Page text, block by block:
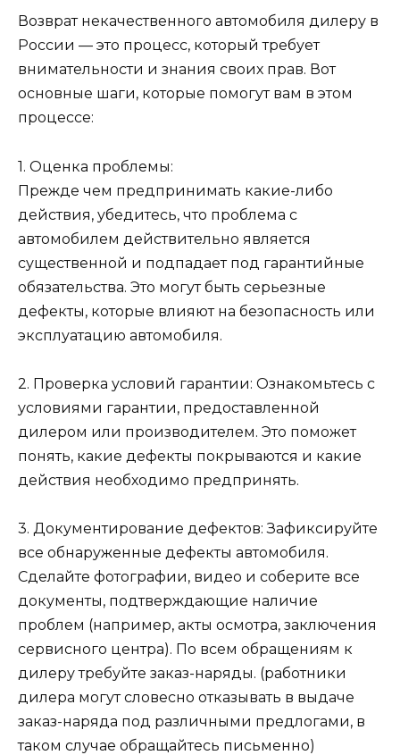
Возврат некачественного автомобиля дилеру в
России — это процесс, который требует
внимательности и знания своих прав. Вот
основные шаги, которые помогут вам в этом
процессе:
1. Оценка проблемы:
Прежде чем предпринимать какие-либо
действия, убедитесь, что проблема с
автомобилем действительно является
существенной и подпадает под гарантийные
обязательства. Это могут быть серьезные
дефекты, которые влияют на безопасность или
эксплуатацию автомобиля.
2. Проверка условий гарантии: Ознакомьтесь с
условиями гарантии, предоставленной
дилером или производителем. Это поможет
понять, какие дефекты покрываются и какие
действия необходимо предпринять.
3. Документирование дефектов: Зафиксируйте
все обнаруженные дефекты автомобиля.
Сделайте фотографии, видео и соберите все
документы, подтверждающие наличие
проблем (например, акты осмотра, заключения
сервисного центра). По всем обращениям к
дилеру требуйте заказ-наряды. (работники
дилера могут словесно отказывать в выдаче
заказ-наряда под различными предлогами, в
таком случае обращайтесь письменно)